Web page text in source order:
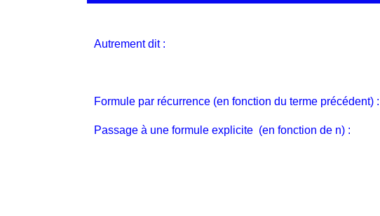
Autrement dit :
Formule par récurrence (en fonction du terme précédent) :
Passage à une formule explicite (en fonction de n) :